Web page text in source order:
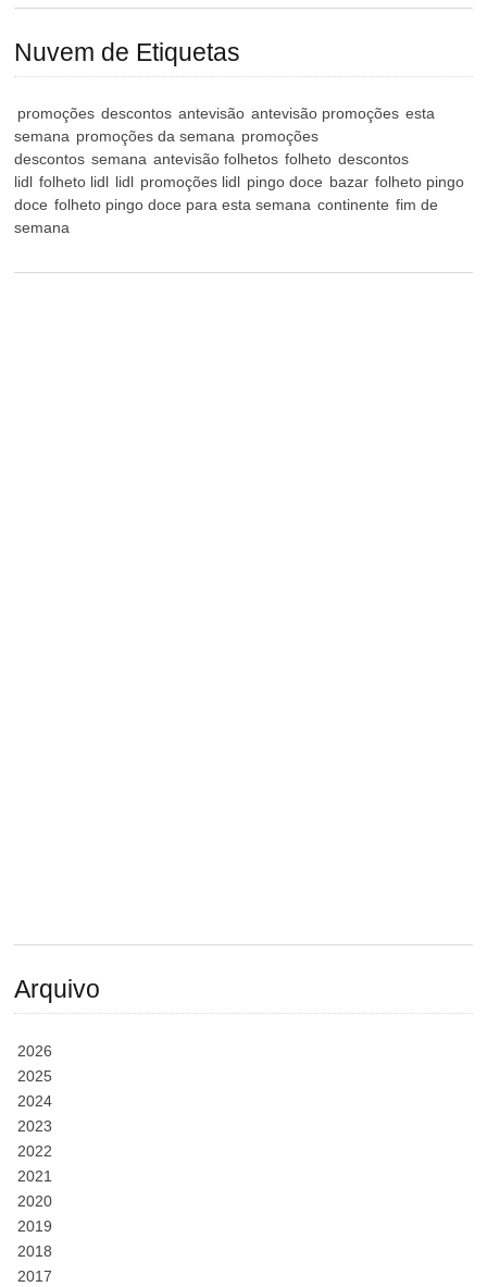
Nuvem de Etiquetas
promoções descontos antevisão antevisão promoções esta
semana promoções da semana promoções
descontos semana antevisão folhetos folheto descontos
lidl folheto lidl lidl promoções lidl pingo doce bazar folheto pingo
doce folheto pingo doce para esta semana continente fim de
semana
Arquivo
2026
2025
2024
2023
2022
2021
2020
2019
2018
2017